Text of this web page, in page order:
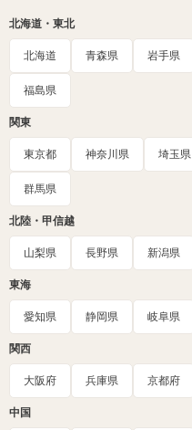
北海道・東北
北海道 青森県 岩手県
福島県
関東
東京都 神奈川県 埼玉県
群馬県
北陸・甲信越
山梨県 長野県 新潟県
東海
愛知県 静岡県 岐阜県
関西
大阪府 兵庫県 京都府
中国